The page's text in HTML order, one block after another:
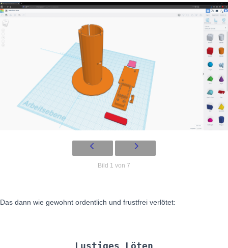
Bild 1 von 7
Das dann wie gewohnt ordentlich und frustfrei verlötet:
Lustiges Löten